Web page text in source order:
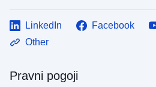
LinkedIn Facebook
Other
Pravni pogoji